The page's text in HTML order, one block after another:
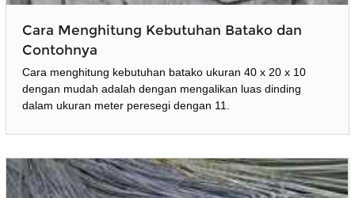
Cara Menghitung Kebutuhan Batako dan
Contohnya
Cara menghitung kebutuhan batako ukuran 40 x 20 x 10
dengan mudah adalah dengan mengalikan luas dinding
dalam ukuran meter peresegi dengan 11.